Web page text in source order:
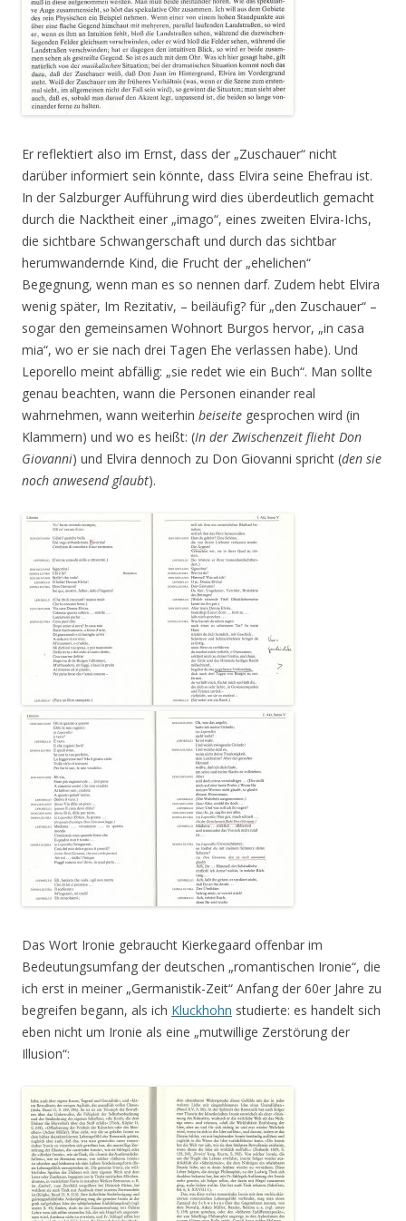
Er reflektiert also im Ernst, dass der „Zuschauer“ nicht
darüber informiert sein könnte, dass Elvira seine Ehefrau ist.
In der Salzburger Aufführung wird dies überdeutlich gemacht
durch die Nacktheit einer „imago“, eines zweiten Elvira-Ichs,
die sichtbare Schwangerschaft und durch das sichtbar
herumwandernde Kind, die Frucht der „ehelichen“
Begegnung, wenn man es so nennen darf. Zudem hebt Elvira
wenig später, Im Rezitativ, – beiläufig? für „den Zuschauer“ –
sogar den gemeinsamen Wohnort Burgos hervor, „in casa
mia“, wo er sie nach drei Tagen Ehe verlassen habe). Und
Leporello meint abfällig: „sie redet wie ein Buch“. Man sollte
genau beachten, wann die Personen einander real
wahrnehmen, wann weiterhin beiseite gesprochen wird (in
Klammern) und wo es heißt: (In der Zwischenzeit flieht Don
Giovanni) und Elvira dennoch zu Don Giovanni spricht (den sie
noch anwesend glaubt).
Das Wort Ironie gebraucht Kierkegaard offenbar im
Bedeutungsumfang der deutschen „romantischen Ironie“, die
ich erst in meiner „Germanistik-Zeit“ Anfang der 60er Jahre zu
begreifen begann, als ich Kluckhohn studierte: es handelt sich
eben nicht um Ironie als eine „mutwillige Zerstörung der
Illusion“: